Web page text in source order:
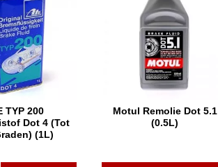
TYP 200
Dot 4 (tot
(1L)
In winkelwagen
Motul Remolie Dot 5.1
(0.5L)